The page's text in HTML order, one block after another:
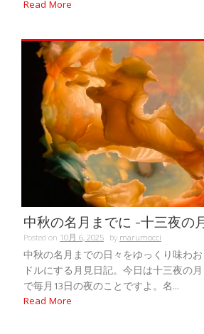
Read More
中秋の名月までに -十三夜の
Posted on 10月 6, 2025 bymarumocci
中秋の名月までの日々をゆっくり味わ
ドルにする月見日記。今日は十三夜の
で毎月13日の夜のことですよ。名...
Read More